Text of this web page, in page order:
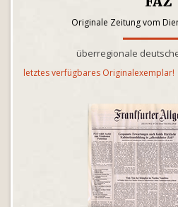
Originale Zeitung vom
überregionale
letztes verfügbares Originalexemplar!